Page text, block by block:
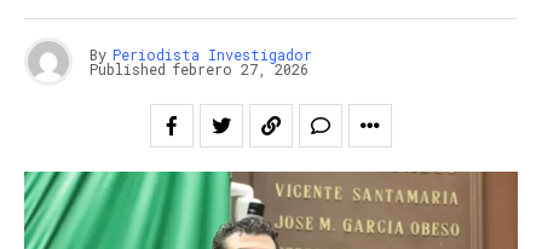
By Periodista Investigador
Published febrero 27, 2026